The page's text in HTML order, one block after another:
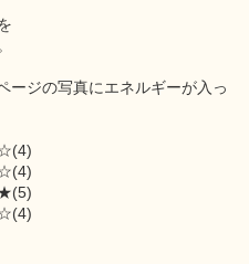
ージの写真にエネルギーが入っ